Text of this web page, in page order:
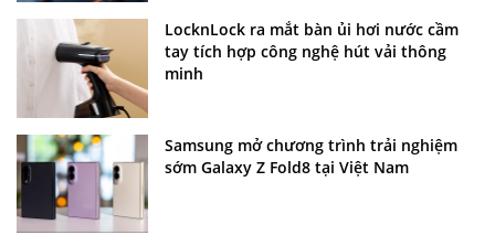
LocknLock ra mắt bàn ủi hơi nước cầm
tay tích hợp công nghệ hút vải thông
minh
Samsung mở chương trình trải nghiệm
sớm Galaxy Z Fold8 tại Việt Nam